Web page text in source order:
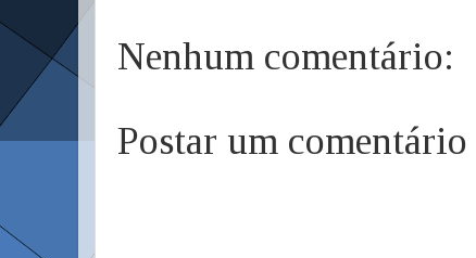
Nenhum comentário:
Postar um comentário